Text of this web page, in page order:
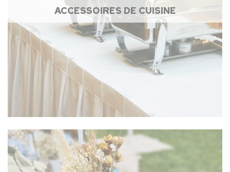
ACCESSOIRES DE CUISINE